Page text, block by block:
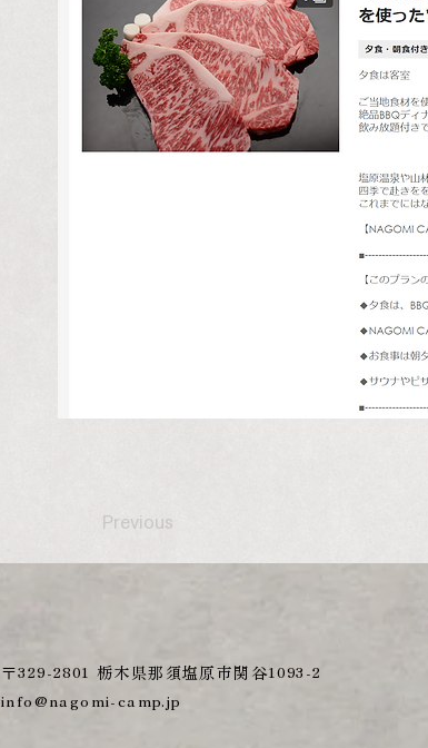
Previous
〒329-2801 栃木県那須塩原市関谷1093-2
info@nagomi-camp.jp